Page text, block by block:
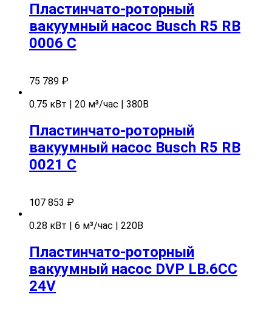
Пластинчато-роторный
вакуумный насос Busch R5 RB
0006 С
75 789 ₽
0.75 кВт | 20 м³/час | 380В
Пластинчато-роторный
вакуумный насос Busch R5 RB
0021 C
107 853 ₽
0.28 кВт | 6 м³/час | 220В
Пластинчато-роторный
вакуумный насос DVP LB.6CC
24V